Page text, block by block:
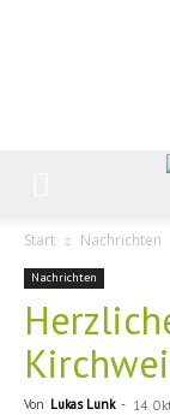
Start Nachrichten
Nachrichten
Von Lukas Lunk - 14.